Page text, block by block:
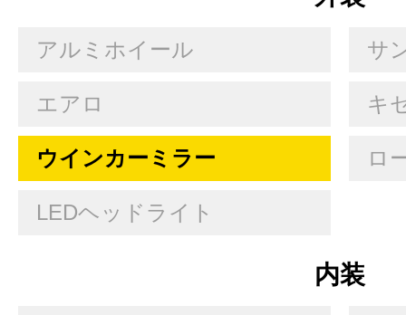
アルミホイール サ
エアロ キ
ウインカーミラー ロ
LEDヘッドライト
内装